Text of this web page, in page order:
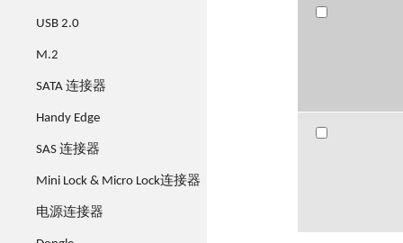
USB 2.0
M.2
SATA 连接器
Handy Edge
SAS 连接器
Mini Lock & Micro Lock连接器
电源连接器